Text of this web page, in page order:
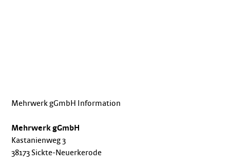
Mehrwerk gGmbH Information
Mehrwerk gGmbH
Kastanienweg 3
38173 Sickte-Neuerkerode